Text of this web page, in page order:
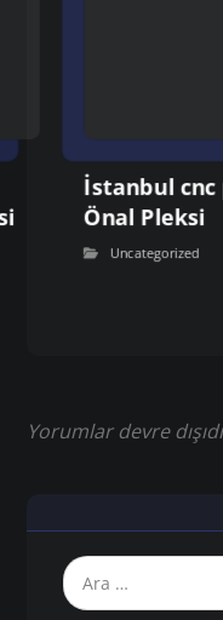
İstanbul
Önal Pleksi
Uncategorized
Yorumlar devre